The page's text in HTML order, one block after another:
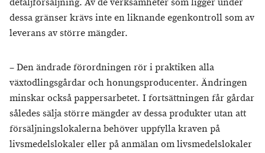
detaljförsäljning. Av de verksamheter som ligger under
dessa gränser krävs inte en liknande egenkontroll som av
leverans av större mängder.
– Den ändrade förordningen rör i praktiken alla
växtodlingsgårdar och honungsproducenter. Ändringen
minskar också pappersarbetet. I fortsättningen får gårdar
således sälja större mängder av dessa produkter utan att
försäljningslokalerna behöver uppfylla kraven på
livsmedelslokaler eller på anmälan om livsmedelslokaler